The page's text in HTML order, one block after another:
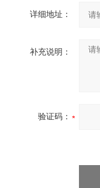
详细地址：
补充说明：
验证码：